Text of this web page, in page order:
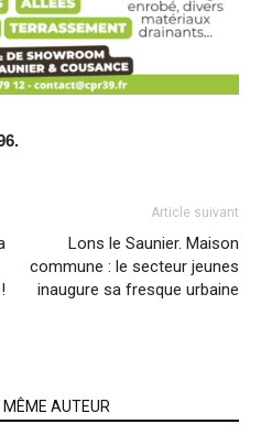
Article suivant
Lons le Saunier. Maison
commune : le secteur jeunes
inaugure sa fresque urbaine
MÊME AUTEUR